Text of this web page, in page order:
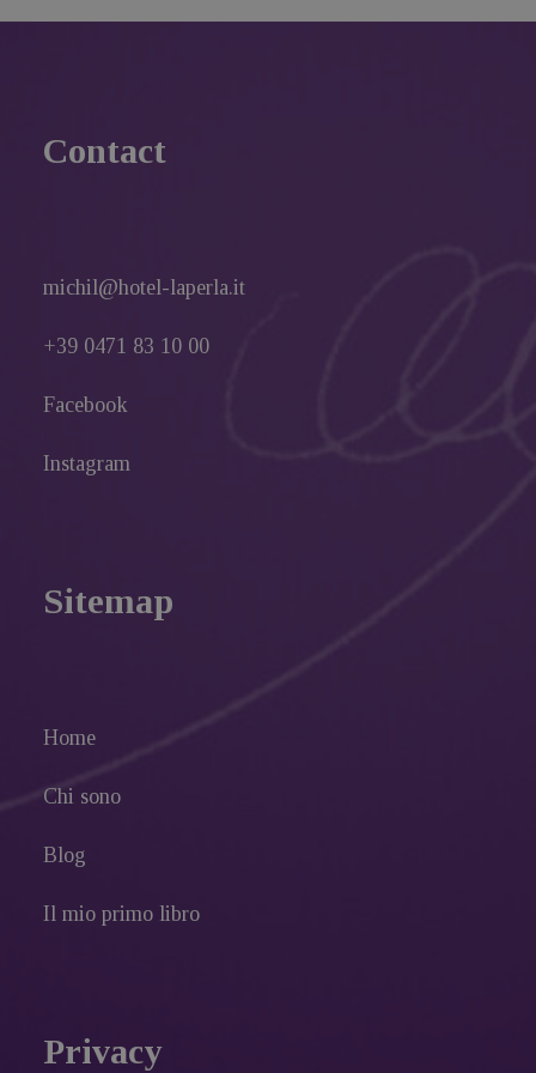
Contact
michil@hotel-laperla.it
+39 0471 83 10 00
Facebook
Instagram
Sitemap
Home
Chi sono
Blog
Il mio primo libro
Privacy